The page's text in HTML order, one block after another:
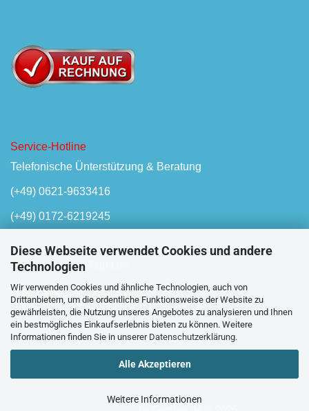
Diese Webseite verwendet Cookies und andere
Technologien
Wir verwenden Cookies und ähnliche Technologien, auch von
Drittanbietern, um die ordentliche Funktionsweise der Website zu
gewährleisten, die Nutzung unseres Angebotes zu analysieren und Ihnen
ein bestmögliches Einkaufserlebnis bieten zu können. Weitere
Informationen finden Sie in unserer Datenschutzerklärung.
Alle Akzeptieren
Weitere Informationen
Service-Hotline
Telefonische Ünterstützung & Beratung
(+49) 0621-9633416
(+49) 0172-6219245
Mo-Fr, 08:00 - 17:00 Uhr
Oder unserKontaktformular